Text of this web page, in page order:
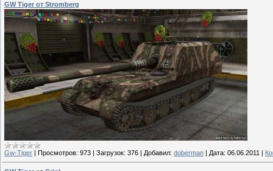
GW Tiger от Stromberg
Gw-Tiger Просмотров: 973 Загрузок: 376 Добавил: doberman Дата: 06.06.2011